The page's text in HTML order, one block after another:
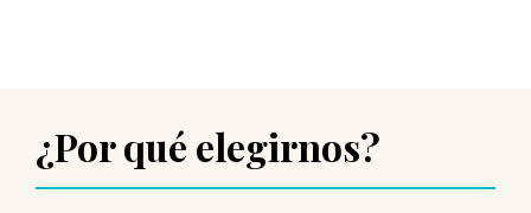
¿Por qué elegirnos?